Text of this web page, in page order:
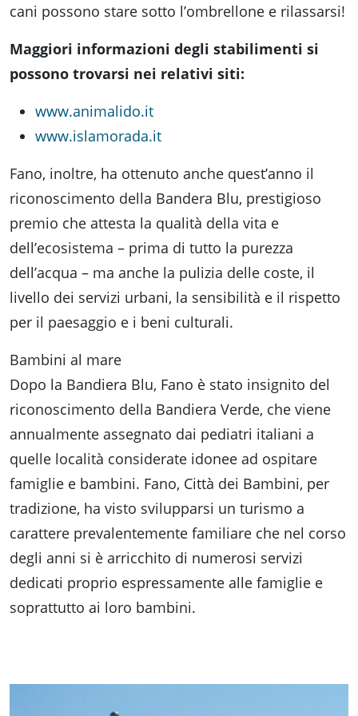
cani possono stare sotto l’ombrellone e rilassarsi!
Maggiori informazioni degli stabilimenti si
possono trovarsi nei relativi siti:
www.animalido.it
www.islamorada.it
Fano, inoltre, ha ottenuto anche quest’anno il
riconoscimento della Bandera Blu, prestigioso
premio che attesta la qualità della vita e
dell’ecosistema – prima di tutto la purezza
dell’acqua – ma anche la pulizia delle coste, il
livello dei servizi urbani, la sensibilità e il rispetto
per il paesaggio e i beni culturali.
Bambini al mare
Dopo la Bandiera Blu, Fano è stato insignito del
riconoscimento della Bandiera Verde, che viene
annualmente assegnato dai pediatri italiani a
quelle località considerate idonee ad ospitare
famiglie e bambini. Fano, Città dei Bambini, per
tradizione, ha visto svilupparsi un turismo a
carattere prevalentemente familiare che nel corso
degli anni si è arricchito di numerosi servizi
dedicati proprio espressamente alle famiglie e
soprattutto ai loro bambini.